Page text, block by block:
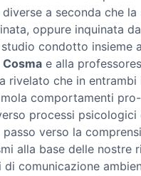
a seconda che la
oppure inquinata
condotto insieme
Cosma e alla
rivelato che in entrambi
comportamenti
processi psicologici
passo verso la
alla base delle nostre
di comunicazione